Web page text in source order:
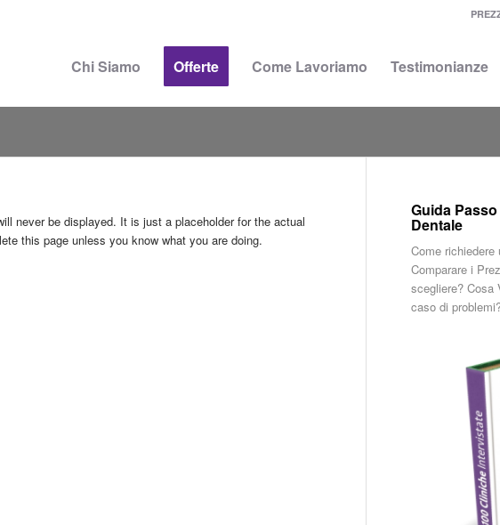
Chi Siamo Offerte Come Lavoriamo Testimonianze
never be displayed. It is just a placeholder for the actual
this page unless you know what you are doing.
Guida
Dentale
Come
Comparare i
scegliere? Cosa
caso di